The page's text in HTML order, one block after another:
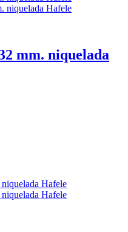
mm. niquelada